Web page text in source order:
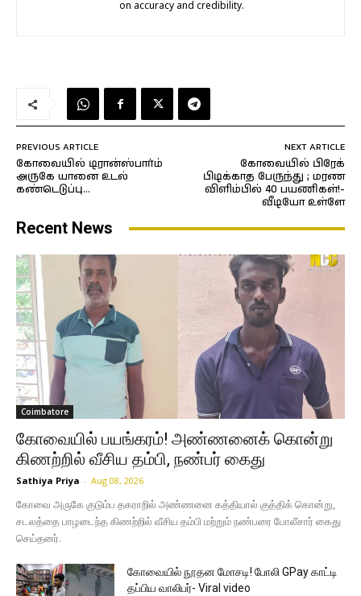
on accuracy and credibility.
PREVIOUS ARTICLE
கோவையில் டிரான்ஸ்பார்ம்
அருகே யானை உடல்
கண்டெடுப்பு…
NEXT ARTICLE
கோவையில் பிரேக்
பிடிக்காத பேருந்து ; மரண
விளிம்பில் 40 பயணிகள்!-
வீடியோ உள்ளே
Recent News
Coimbatore
கோவையில் பயங்கரம்! அண்ணனைக் கொன்று
கிணற்றில் வீசிய தம்பி, நண்பர் கைது
Sathiya Priya - Aug 08, 2026
கோவை அருகே குடும்ப தகராறில் அண்ணனை கத்தியால் குத்திக் கொன்று,
சடலத்தை பாழடைந்த கிணற்றில் வீசிய தம்பி மற்றும் நண்பரை போலீசார் கைது
செய்தனர்.
கோவையில் நூதன மோசடி! போலி GPay காட்டி
தப்பிய வாலிபர்- Viral video